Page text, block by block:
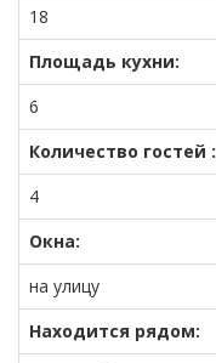
18
Площадь кухни:
6
Количество гостей :
4
Окна:
на улицу
Находится рядом: